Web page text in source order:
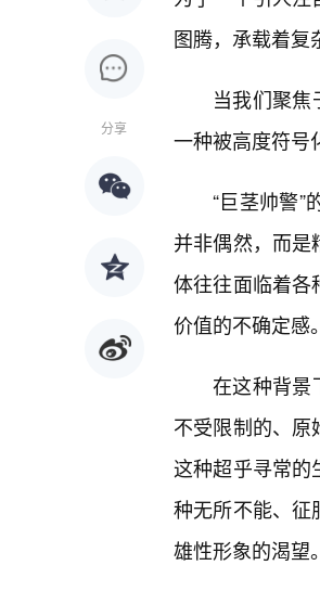
分享
图腾，承载着复
当我们聚焦
一种被高度符号
“巨茎帅警
并非偶然，而
体往往面临着各
价值的不确定感。
在这种背景
不受限制的、原
这种超乎寻常的
种无所不能、征
雄性形象的渴望。